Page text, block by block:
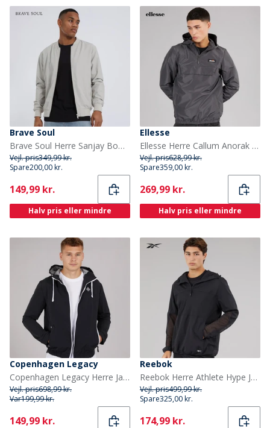
Brave Soul
Brave Soul Herre Sanjay Bomberjakke Sten
Vejl. pris349,99 kr.
Spare200,00 kr.
Current
149,99 kr.
Halv pris eller mindre
Ellesse
Ellesse Herre Callum Anorak Jakke Dark Grey
Vejl. pris628,99 kr.
Spare359,00 kr.
Current
269,99 kr.
Halv pris eller mindre
Copenhagen Legacy
Copenhagen Legacy Herre Jakker Sort
Vejl. pris698,99 kr.
Var199,99 kr.
Current
149,99 kr.
Reebok
Reebok Herre Athlete Hype Jakke Sort
Vejl. pris499,99 kr.
Spare325,00 kr.
Current
174,99 kr.